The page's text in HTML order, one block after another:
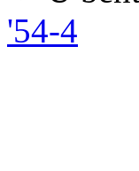
'54-4